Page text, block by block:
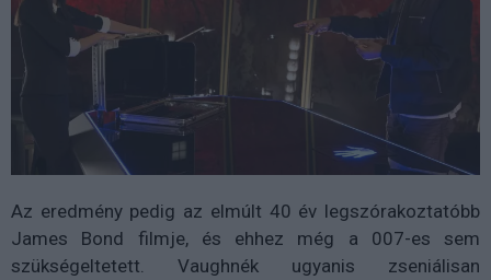
Az eredmény pedig az elmúlt 40 év legszórakoztatóbb
James Bond filmje, és ehhez még a 007-es sem
szükségeltetett. Vaughnék ugyanis zseniálisan